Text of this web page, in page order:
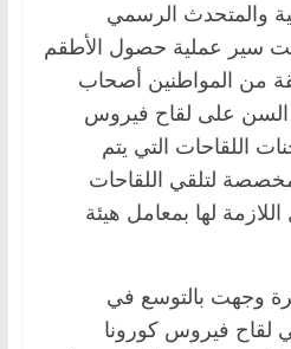
والمتحدث الرسمي
سير عملية حصول الأطقم
من المواطنين أصحاب
السن على لقاح فيروس
اللقاحات التي يتم
لتلقي اللقاحات
لها بمعامل هيئة
وجهت بالتوسع في
لقاح فيروس كورونا